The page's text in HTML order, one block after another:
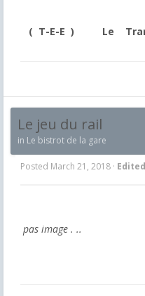
( T-E-E ) Le Trans
Le jeu du rail
in Le bistrot de la gare
Posted March 21, 2018 · Edited
pas image . ..